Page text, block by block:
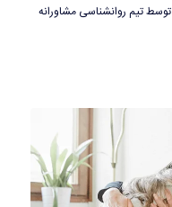
توسطتیم روانشناسی مشاورانه